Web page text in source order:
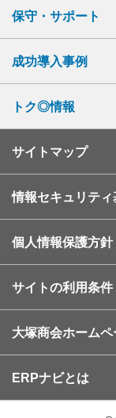
保守・サポート
成功導入事例
トク◎情報
サイトマップ
情報セキュリティ
個人情報保護方針
サイトの利用条件
大塚商会ホームペ
ERPナビとは